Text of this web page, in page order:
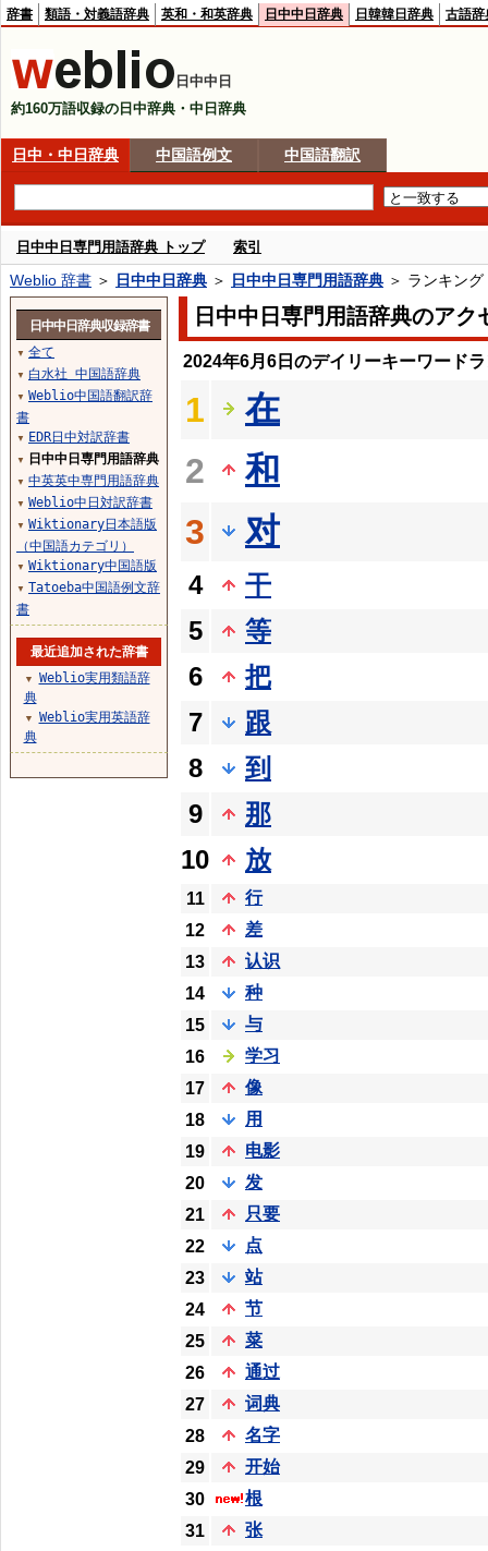
辞書 類語・対義語辞典 英和・和英辞典 日中中日辞典 日韓韓日辞典 古語辞
日中中日
約160万語収録の日中辞典・中日辞典
日中・中日辞典 中国語例文 中国語翻訳
日中中日専門用語辞典 トップ 索引
Weblio 辞書 ＞ 日中中日辞典 ＞ 日中中日専門用語辞典 ＞ ランキング
日中中日専門用語辞典のアク
2024年6月6日のデイリーキーワード
1
在
2
和
3
对
4
干
5
等
6
把
7
跟
8
到
9
那
10
放
11
行
12
差
13
认识
14
种
15
与
16
学习
17
像
18
用
19
电影
20
发
21
只要
22
点
23
站
24
节
25
菜
26
通过
27
词典
28
名字
29
开始
30
根
31
张
日中中日辞典収録辞書
▼ 全て
▼ 白水社 中国語辞典
▼ Weblio中国語翻訳辞
書
▼ EDR日中対訳辞書
▼ 日中中日専門用語辞典
▼ 中英英中専門用語辞典
▼ Weblio中日対訳辞書
▼ Wiktionary日本語版
（中国語カテゴリ）
▼ Wiktionary中国語版
▼ Tatoeba中国語例文辞
書
最近追加された辞書
▼
Weblio実用類語辞
典
▼
Weblio実用英語辞
典